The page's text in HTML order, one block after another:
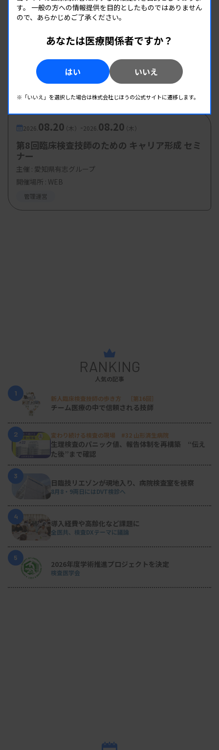
世代間ギャップを超えた「若手への接し
方」
Q: 若い世代は、係長や主任の自分たちとは仕事へ
の考え方が違うように感じる。どう接するべきか？
三浦氏は、自らも若手の時代に先輩たちから「新人
類」と呼ばれていた経験を振り返り、世代の違いを
ことさらに意識することはなかったと語った。「私
使い、各部署のスタッフが「後輩に伝えたいこと」
を順に発表している。そのうちの一人は、最近、若
手からの報告に気付かされることが多く、聞く側の
姿勢が大事だと気付いたエピソードを述べ、「どん
な小さなことでも気軽に話して」と呼びかけた。
一方、堀田氏は、主任職に対し「一番やってほしい
のは心理的安全性の確保」だと期待を込めた。価値
観や考え方が多様化している今は、「さまざまな意
見を言いやすい雰囲気をつくることが大事」だとし
た。また、「管理」から「育成」へ視点を変えるよ
うに促し、コーチングの手法が有用であることを述
べた。さらに、主任には「検査部全体の業務フロー
や課題を俯瞰してほしい」と求め、検査室全体に視
野を広げるように促した。
る先輩がいることが仕事の意欲につながると強調し
08.19 08.19 （水）
熊本県臨床検査技師会
開催場所 : WEB
2026. 08.20（木） -2026. 08.20（木）
第8回臨床検査技師のための キャリア形成 セミ
ナー
主催 : 愛知県有志グループ
開催場所 : WEB
管理運営
RANKING
人気の記事
1
新人臨床検査技師の歩き方 ［第16回］
チーム医療の中で信頼される技師
2 変わり続ける検査の現場 #32 山形済生病院
生理検査のパニック値、報告体制を再構築 “伝え
た後”まで確認
3
日臨技リエゾンが現地入り、病院検査室を視察
8月8・9両日にはDVT検診へ
4
導入経費や高齢化など課題に
全医共、検査DXテーマに議論
5
2026年度学術推進プロジェクトを決定
検査医学会
す。 一般の方への情報提供を目的としたものではありません
ので、あらかじめご了承ください。
あなたは医療関係者ですか？
はい いいえ
※「いいえ」を選択した場合は株式会社じほうの公式サイトに遷移します。